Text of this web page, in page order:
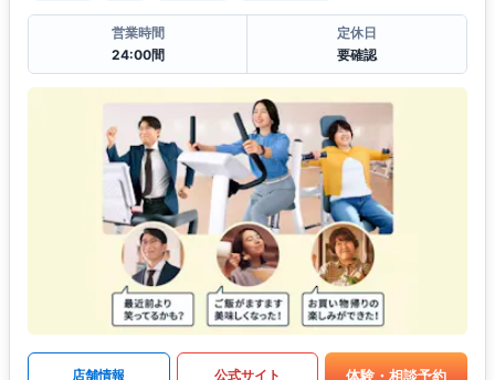
営業時間
24:00間
定休日
要確認
店舗情報 公式サイト 体験・相談予約